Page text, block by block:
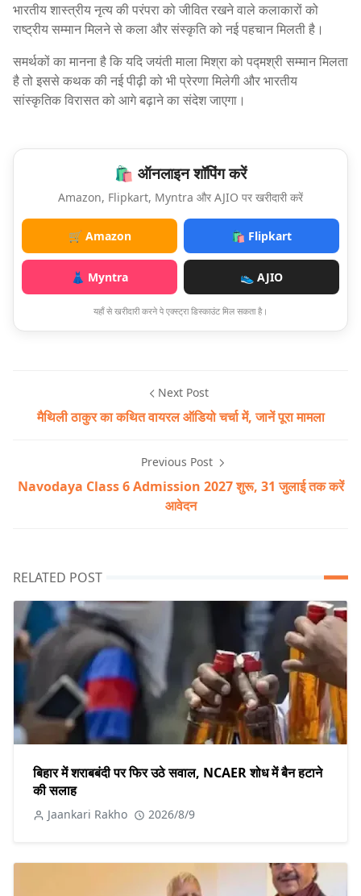
भारतीय शास्त्रीय नृत्य की परंपरा को जीवित रखने वाले कलाकारों को
राष्ट्रीय सम्मान मिलने से कला और संस्कृति को नई पहचान मिलती है।
समर्थकों का मानना है कि यदि जयंती माला मिश्रा को पद्मश्री सम्मान मिलता
है तो इससे कथक की नई पीढ़ी को भी प्रेरणा मिलेगी और भारतीय
सांस्कृतिक विरासत को आगे बढ़ाने का संदेश जाएगा।
🛍️ ऑनलाइन शॉपिंग करें
Amazon, Flipkart, Myntra और AJIO पर खरीदारी करें
🛒 Amazon 🛍️ Flipkart
👗 Myntra 👟 AJIO
यहाँ से खरीदारी करने पे एक्स्ट्रा डिस्काउंट मिल सकता है।
Next Post
मैथिली ठाकुर का कथित वायरल ऑडियो चर्चा में, जानें पूरा मामला
Previous Post
Navodaya Class 6 Admission 2027 शुरू, 31 जुलाई तक करें
आवेदन
RELATED POST
बिहार में शराबबंदी पर फिर उठे सवाल, NCAER शोध में बैन हटाने
की सलाह
Jaankari Rakho 2026/8/9